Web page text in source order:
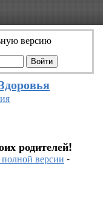
версию
родителей!
версии -